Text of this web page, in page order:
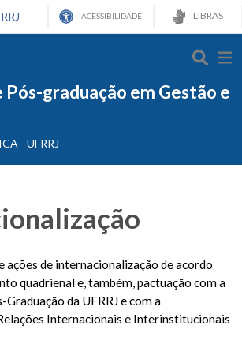
ACESSIBILIDADE LIBRAS
Pós-graduação em Gestão e
- UFRRJ
ações de internacionalização de acordo
quadrienal e, também, pactuação com a
da UFRRJ e com a
Internacionais e Interinstitucionais